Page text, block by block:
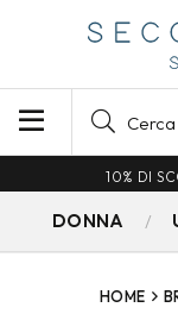
10% DI
DONNA
HOME